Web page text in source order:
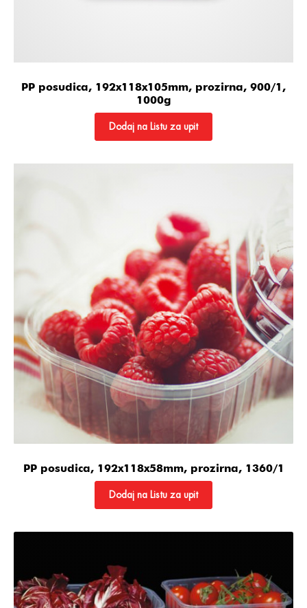
PP posudica, 192x118x105mm, prozirna, 900/1,
1000g
Dodaj na Listu za upit
PP posudica, 192x118x58mm, prozirna, 1360/1
Dodaj na Listu za upit